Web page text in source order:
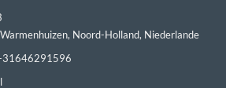
Noord-Holland, Niederlande